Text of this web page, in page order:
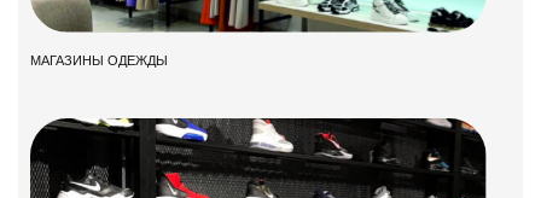
МАГАЗИНЫ ОДЕЖДЫ